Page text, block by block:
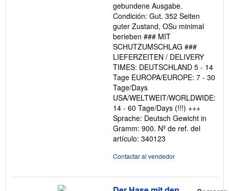
estrellas
gebundene Ausgabe.
Condición: Gut. 352 Seiten
guter Zustand, OSu minimal
berieben ### MIT
SCHUTZUMSCHLAG ###
LIEFERZEITEN / DELIVERY
TIMES: DEUTSCHLAND 5 - 14
Tage EUROPA/EUROPE: 7 - 30
Tage/Days
USA/WELTWEIT/WORLDWIDE:
14 - 60 Tage/Days (!!!) +++
Sprache: Deutsch Gewicht in
Gramm: 900. Nº de ref. del
artículo: 340123
Contactar al vendedor